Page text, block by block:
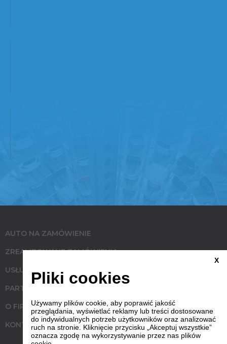
AUTO NA ZAMÓWIENIE
ZREALIZOWANE ZAMÓWIENIA
USŁUGI
PARTNERZY
O FIRMIE
KONTAKT
X
Pliki cookies
Używamy plików cookie, aby poprawić jakość
przeglądania, wyświetlać reklamy lub treści dostosowane
do indywidualnych potrzeb użytkowników oraz analizować
ruch na stronie. Kliknięcie przycisku „Akceptuj wszystkie”
oznacza zgodę na wykorzystywanie przez nas plików